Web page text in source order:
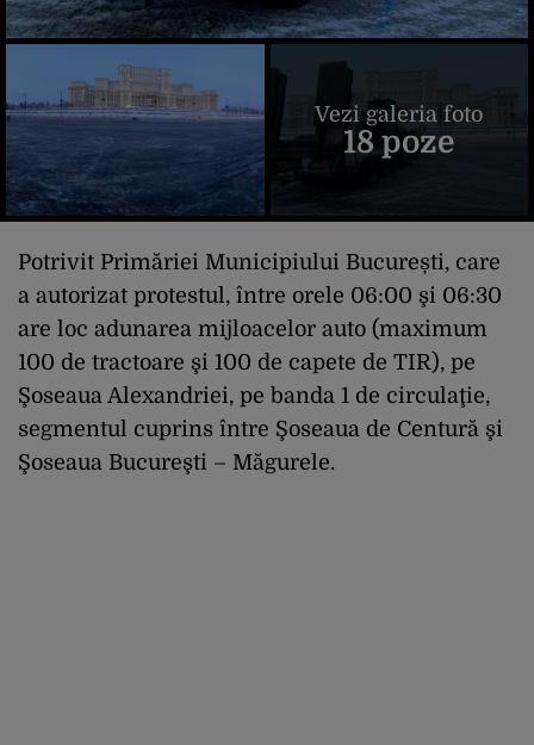
Vezi galeria foto
18 poze
Potrivit Primăriei Municipiului București, care
a autorizat protestul, între orele 06:00 şi 06:30
are loc adunarea mijloacelor auto (maximum
100 de tractoare şi 100 de capete de TIR), pe
Şoseaua Alexandriei, pe banda 1 de circulaţie,
segmentul cuprins între Şoseaua de Centură şi
Şoseaua Bucureşti – Măgurele.